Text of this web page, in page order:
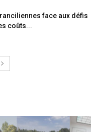
face aux défis
coûts...